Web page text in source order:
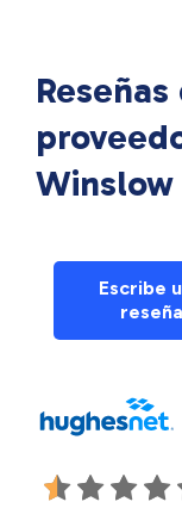
Winslow
Escribe
reseña